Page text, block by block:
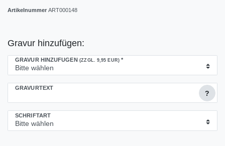
Artikelnummer ART000148
Gravur hinzufügen:
GRAVUR HINZUFÜGEN (ZZGL. 9,95 EUR) *
GRAVURTEXT
?
SCHRIFTART